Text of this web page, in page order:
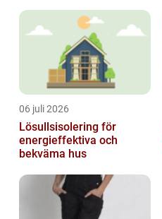
blivit en oumbä...
06 juli 2026
Lösullsisolering för
energieffektiva och
bekväma hus